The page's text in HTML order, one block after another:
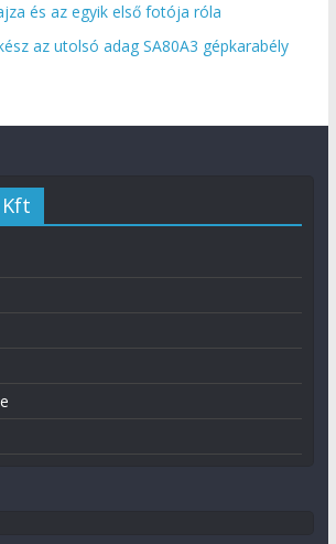
és az egyik első fotója róla
az utolsó adag SA80A3 gépkarabély